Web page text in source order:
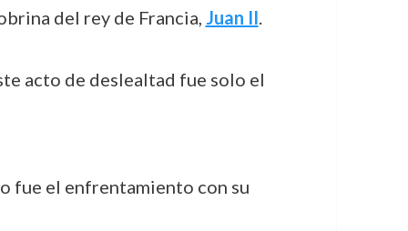
del rey de Francia, Juan II.
acto de deslealtad fue solo el
fue el enfrentamiento con su